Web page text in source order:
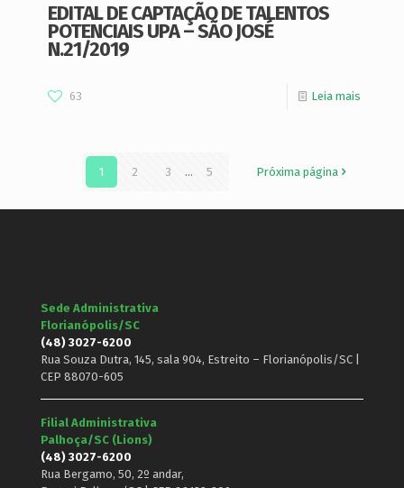
EDITAL DE CAPTAÇÃO DE TALENTOS
POTENCIAIS UPA – SÃO JOSÉ
N.21/2019
63 Leia mais
1 2 3 ... 5 Próxima página
Sede Administrativa
Florianópolis/SC
(48) 3027-6200
Rua Souza Dutra, 145, sala 904, Estreito – Florianópolis/SC |
CEP 88070-605
Filial Administrativa
Palhoça/SC (Lions)
(48) 3027-6200
Rua Bergamo, 50, 2º andar,